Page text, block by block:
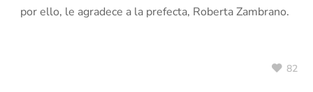
por ello, le agradece a la prefecta, Roberta Zambrano.
82